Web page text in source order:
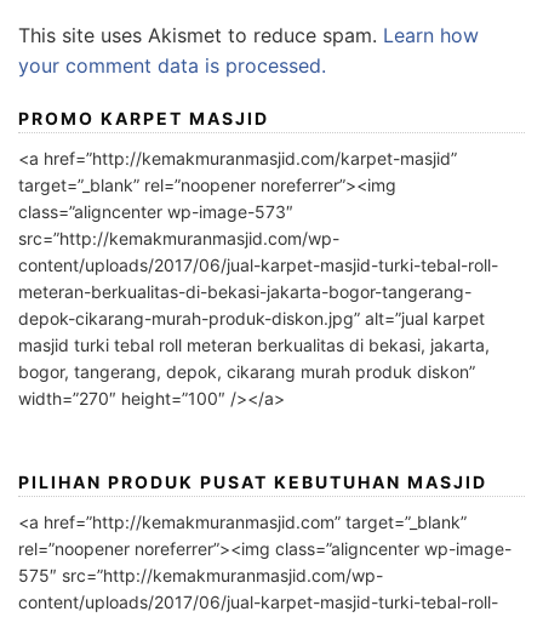
This site uses Akismet to reduce spam. Learn how
your comment data is processed.
PROMO KARPET MASJID
<a href=”http://kemakmuranmasjid.com/karpet-masjid”
target=”_blank” rel=”noopener noreferrer”><img
class=”aligncenter wp-image-573″
src=”http://kemakmuranmasjid.com/wp-
content/uploads/2017/06/jual-karpet-masjid-turki-tebal-roll-
meteran-berkualitas-di-bekasi-jakarta-bogor-tangerang-
depok-cikarang-murah-produk-diskon.jpg” alt=”jual karpet
masjid turki tebal roll meteran berkualitas di bekasi, jakarta,
bogor, tangerang, depok, cikarang murah produk diskon”
width=”270″ height=”100″ /></a>
PILIHAN PRODUK PUSAT KEBUTUHAN MASJID
<a href=”http://kemakmuranmasjid.com” target=”_blank”
rel=”noopener noreferrer”><img class=”aligncenter wp-image-
575″ src=”http://kemakmuranmasjid.com/wp-
content/uploads/2017/06/jual-karpet-masjid-turki-tebal-roll-